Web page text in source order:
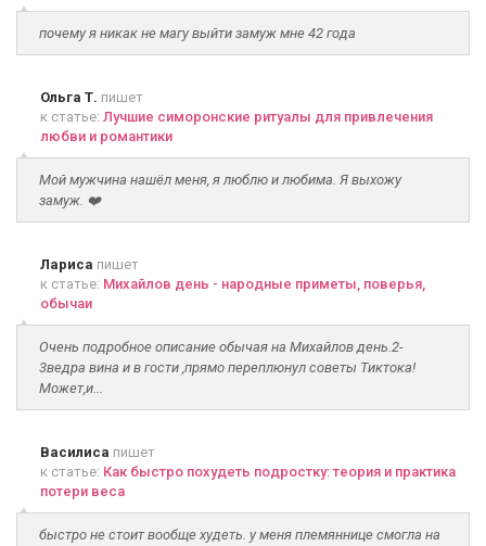
почему я никак не магу выйти замуж мне 42 года
Ольга Т. пишет
к статье: Лучшие симоронские ритуалы для привлечения
любви и романтики
Мой мужчина нашёл меня, я люблю и любима. Я выхожу
замуж. ❤️
Лариса пишет
к статье: Михайлов день - народные приметы, поверья,
обычаи
Очень подробное описание обычая на Михайлов день.2-
3ведра вина и в гости ,прямо переплюнул советы Тиктока!
Может,и...
Василиса пишет
к статье: Как быстро похудеть подростку: теория и практика
потери веса
быстро не стоит вообще худеть. у меня племяннице смогла на